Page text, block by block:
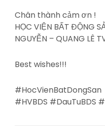
Chân thành cảm ơn !
HỌC VIỆN BẤT ĐỘNG
NGUYỄN – QUANG LÊ
Best wishes!!!
#HocVienBatDongSan
#HVBDS #DauTuBDS